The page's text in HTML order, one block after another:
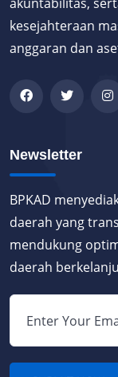
kesejahteraan
anggaran dan
Newsletter
BPKAD
daerah yang
mendukung
daerah